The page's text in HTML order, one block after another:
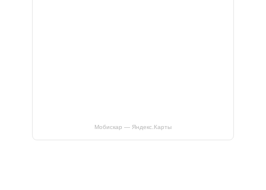
Мобискар — Яндекс.Карты